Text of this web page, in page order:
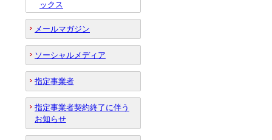
ックス
メールマガジン
ソーシャルメディア
指定事業者
指定事業者契約終了に伴う
お知らせ